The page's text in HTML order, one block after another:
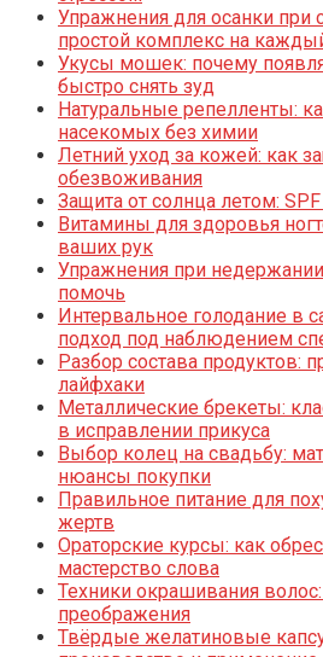
Упражнения для осанки при
простой комплекс на
Укусы мошек: почему
быстро снять зуд
Натуральные репелленты:
насекомых без химии
Летний уход за кожей: как
обезвоживания
Защита от солнца летом:
Витамины для здоровья
ваших рук
Упражнения при
помочь
Интервальное голодание в
подход под наблюдением
Разбор состава продуктов:
лайфхаки
Металлические брекеты:
в исправлении прикуса
Выбор колец на свадьбу:
нюансы покупки
Правильное питание для
жертв
Ораторские курсы: как
мастерство слова
Техники окрашивания волос:
преображения
Твёрдые желатиновые